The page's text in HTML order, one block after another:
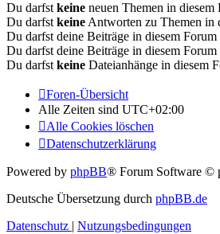
Du darfst keine neuen Themen in diesem
Du darfst keine Antworten zu Themen in
Du darfst deine Beiträge in diesem Forum
Du darfst deine Beiträge in diesem Forum
Du darfst keine Dateianhänge in diesem
Foren-Übersicht
Alle Zeiten sind UTC+02:00
Alle Cookies löschen
Datenschutzerklärung
Powered by phpBB® Forum Software ©
Deutsche Übersetzung durch phpBB.de
Datenschutz | Nutzungsbedingungen